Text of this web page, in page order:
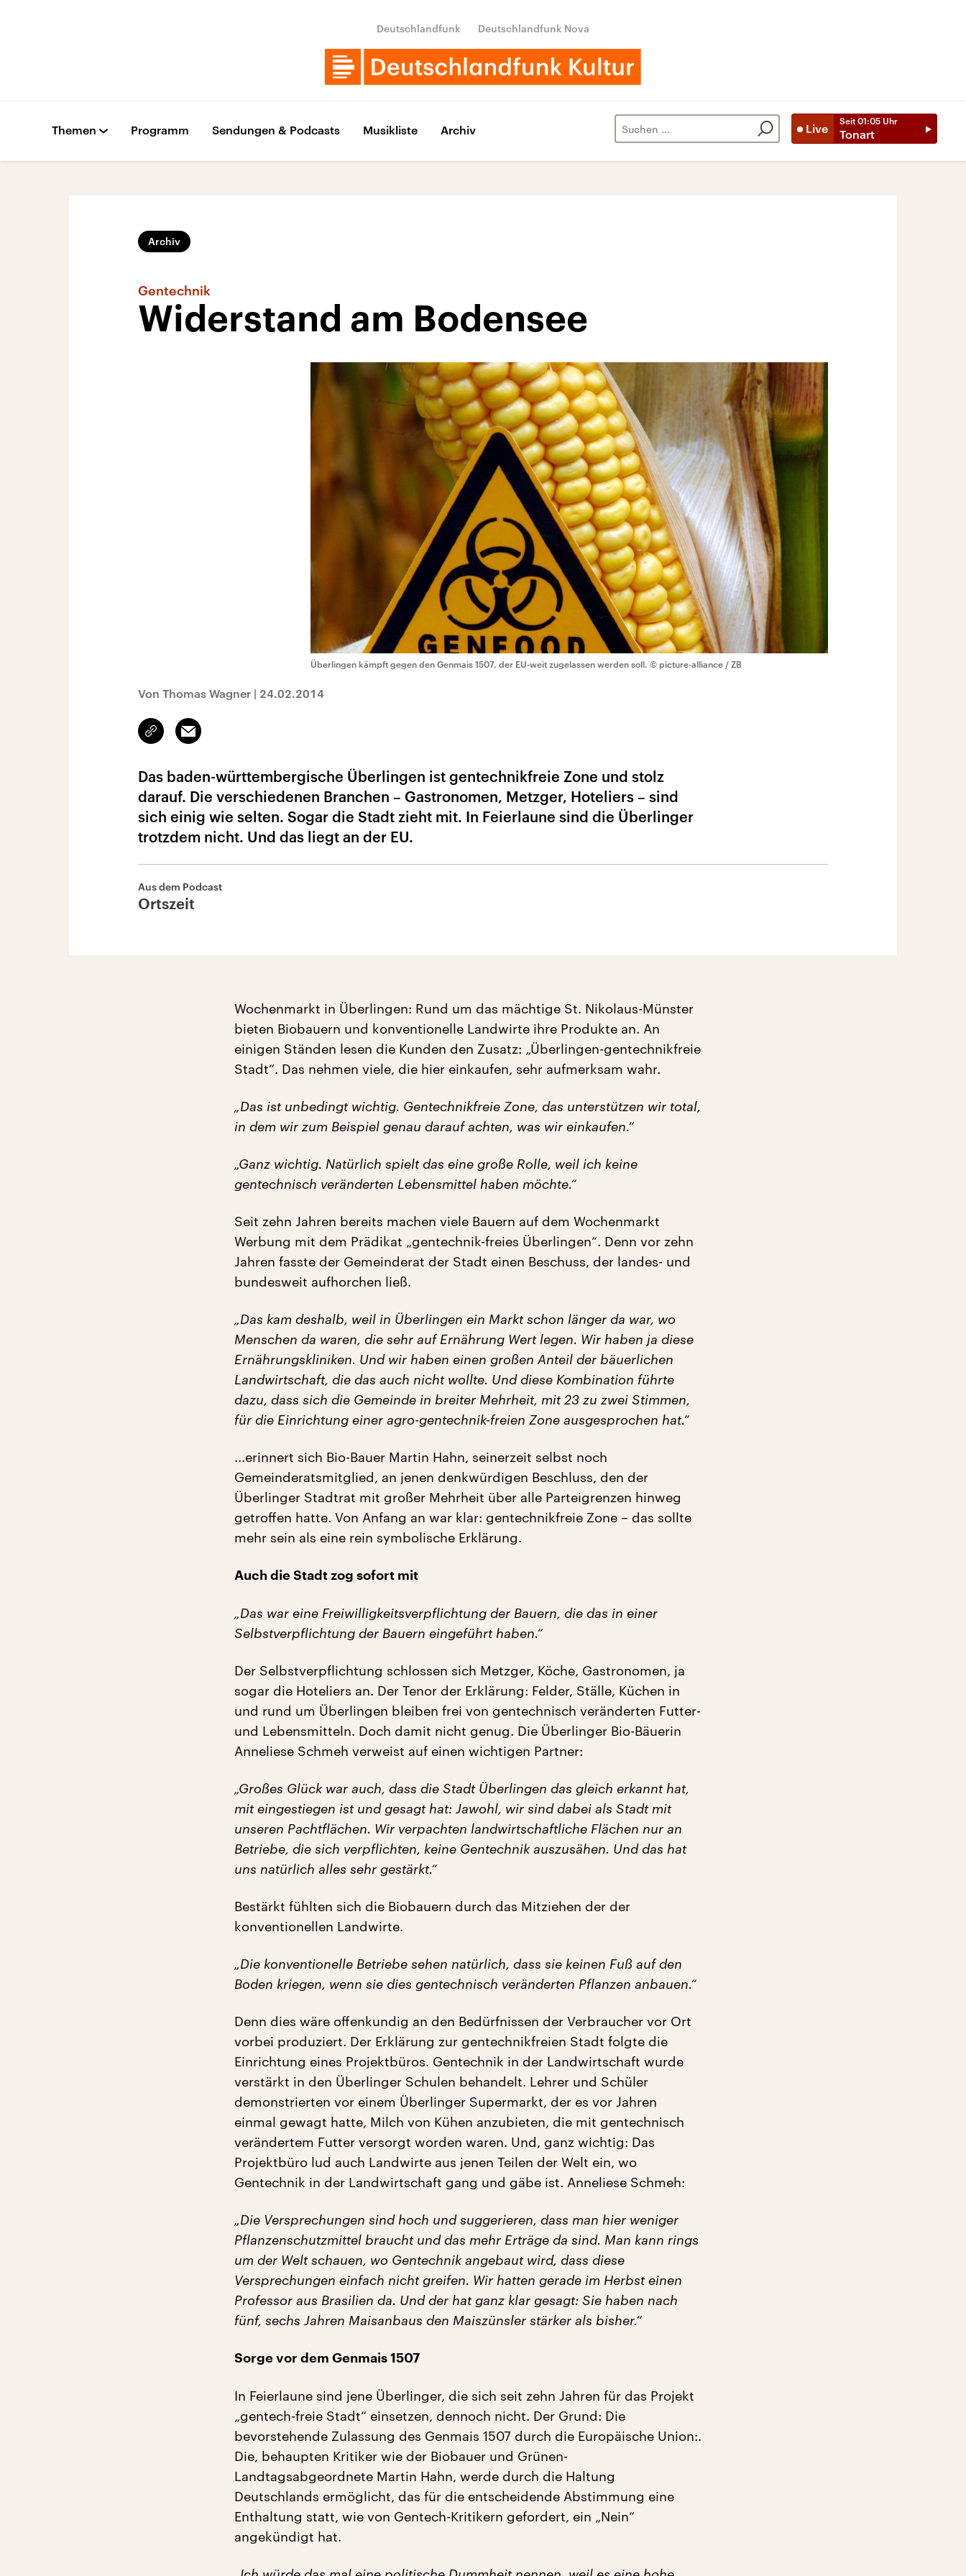
Deutschlandfunk Deutschlandfunk Nova
Live
Seit 01:05 Uhr
Tonart
Themen Programm Sendungen & Podcasts Musikliste Archiv
Archiv
Gentechnik
Widerstand am Bodensee
Überlingen kämpft gegen den Genmais 1507, der EU-weit zugelassen werden soll. © picture-alliance / ZB
Von Thomas Wagner | 24.02.2014
Link
kopieren/teilen
Email
Das baden-württembergische Überlingen ist gentechnikfreie Zone und stolz
darauf. Die verschiedenen Branchen – Gastronomen, Metzger, Hoteliers – sind
sich einig wie selten. Sogar die Stadt zieht mit. In Feierlaune sind die Überlinger
trotzdem nicht. Und das liegt an der EU.
Aus dem Podcast
Ortszeit
Wochenmarkt in Überlingen: Rund um das mächtige St. Nikolaus-Münster
bieten Biobauern und konventionelle Landwirte ihre Produkte an. An
einigen Ständen lesen die Kunden den Zusatz: „Überlingen-gentechnikfreie
Stadt“. Das nehmen viele, die hier einkaufen, sehr aufmerksam wahr.
„Das ist unbedingt wichtig. Gentechnikfreie Zone, das unterstützen wir total,
in dem wir zum Beispiel genau darauf achten, was wir einkaufen.“
„Ganz wichtig. Natürlich spielt das eine große Rolle, weil ich keine
gentechnisch veränderten Lebensmittel haben möchte.“
Seit zehn Jahren bereits machen viele Bauern auf dem Wochenmarkt
Werbung mit dem Prädikat „gentechnik-freies Überlingen“. Denn vor zehn
Jahren fasste der Gemeinderat der Stadt einen Beschuss, der landes- und
bundesweit aufhorchen ließ.
„Das kam deshalb, weil in Überlingen ein Markt schon länger da war, wo
Menschen da waren, die sehr auf Ernährung Wert legen. Wir haben ja diese
Ernährungskliniken. Und wir haben einen großen Anteil der bäuerlichen
Landwirtschaft, die das auch nicht wollte. Und diese Kombination führte
dazu, dass sich die Gemeinde in breiter Mehrheit, mit 23 zu zwei Stimmen,
für die Einrichtung einer agro-gentechnik-freien Zone ausgesprochen hat.“
...erinnert sich Bio-Bauer Martin Hahn, seinerzeit selbst noch
Gemeinderatsmitglied, an jenen denkwürdigen Beschluss, den der
Überlinger Stadtrat mit großer Mehrheit über alle Parteigrenzen hinweg
getroffen hatte. Von Anfang an war klar: gentechnikfreie Zone – das sollte
mehr sein als eine rein symbolische Erklärung.
Auch die Stadt zog sofort mit
„Das war eine Freiwilligkeitsverpflichtung der Bauern, die das in einer
Selbstverpflichtung der Bauern eingeführt haben.“
Der Selbstverpflichtung schlossen sich Metzger, Köche, Gastronomen, ja
sogar die Hoteliers an. Der Tenor der Erklärung: Felder, Ställe, Küchen in
und rund um Überlingen bleiben frei von gentechnisch veränderten Futter-
und Lebensmitteln. Doch damit nicht genug. Die Überlinger Bio-Bäuerin
Anneliese Schmeh verweist auf einen wichtigen Partner:
„Großes Glück war auch, dass die Stadt Überlingen das gleich erkannt hat,
mit eingestiegen ist und gesagt hat: Jawohl, wir sind dabei als Stadt mit
unseren Pachtflächen. Wir verpachten landwirtschaftliche Flächen nur an
Betriebe, die sich verpflichten, keine Gentechnik auszusähen. Und das hat
uns natürlich alles sehr gestärkt.“
Bestärkt fühlten sich die Biobauern durch das Mitziehen der der
konventionellen Landwirte.
„Die konventionelle Betriebe sehen natürlich, dass sie keinen Fuß auf den
Boden kriegen, wenn sie dies gentechnisch veränderten Pflanzen anbauen.“
Denn dies wäre offenkundig an den Bedürfnissen der Verbraucher vor Ort
vorbei produziert. Der Erklärung zur gentechnikfreien Stadt folgte die
Einrichtung eines Projektbüros. Gentechnik in der Landwirtschaft wurde
verstärkt in den Überlinger Schulen behandelt. Lehrer und Schüler
demonstrierten vor einem Überlinger Supermarkt, der es vor Jahren
einmal gewagt hatte, Milch von Kühen anzubieten, die mit gentechnisch
verändertem Futter versorgt worden waren. Und, ganz wichtig: Das
Projektbüro lud auch Landwirte aus jenen Teilen der Welt ein, wo
Gentechnik in der Landwirtschaft gang und gäbe ist. Anneliese Schmeh:
„Die Versprechungen sind hoch und suggerieren, dass man hier weniger
Pflanzenschutzmittel braucht und das mehr Erträge da sind. Man kann rings
um der Welt schauen, wo Gentechnik angebaut wird, dass diese
Versprechungen einfach nicht greifen. Wir hatten gerade im Herbst einen
Professor aus Brasilien da. Und der hat ganz klar gesagt: Sie haben nach
fünf, sechs Jahren Maisanbaus den Maiszünsler stärker als bisher.“
Sorge vor dem Genmais 1507
In Feierlaune sind jene Überlinger, die sich seit zehn Jahren für das Projekt
„gentech-freie Stadt“ einsetzen, dennoch nicht. Der Grund: Die
bevorstehende Zulassung des Genmais 1507 durch die Europäische Union:.
Die, behaupten Kritiker wie der Biobauer und Grünen-
Landtagsabgeordnete Martin Hahn, werde durch die Haltung
Deutschlands ermöglicht, das für die entscheidende Abstimmung eine
Enthaltung statt, wie von Gentech-Kritikern gefordert, ein „Nein“
angekündigt hat.